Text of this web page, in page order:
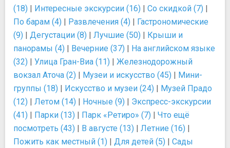
(18) | Интересные экскурсии (16) | Со скидкой (7) |
По барам (4) | Развлечения (4) | Гастрономические
(9) | Дегустации (8) | Лучшие (50) | Крыши и
панорамы (4) | Вечерние (37) | На английском языке
(32) | Улица Гран-Виа (11) | Железнодорожный
вокзал Аточа (2) | Музеи и искусство (45) | Мини-
группы (18) | Искусство и музеи (24) | Музей Прадо
(12) | Летом (14) | Ночные (9) | Экспресс-экскурсии
(41) | Парки (13) | Парк «Ретиро» (7) | Что ещё
посмотреть (43) | В августе (13) | Летние (16) |
Пожить как местный (1) | Для детей (5) | Сады